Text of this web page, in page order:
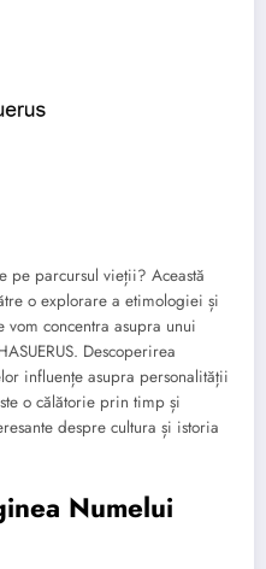
pe parcursul vieții? Această
o explorare a etimologiei și
concentra asupra unui
Descoperirea
influențe asupra personalității
o călătorie prin timp și
despre cultura și istoria
Numelui